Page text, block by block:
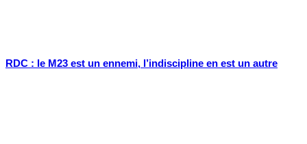
RDC : le M23 est un ennemi, l’indiscipline en est un autre